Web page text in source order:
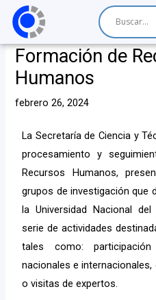
Formación de
Humanos
febrero 26, 2024
La Secretaría de Ciencia y
procesamiento y
Recursos Humanos,
grupos de investigación que
la Universidad Nacional
serie de actividades
tales como:
nacionales e
o visitas de expertos.